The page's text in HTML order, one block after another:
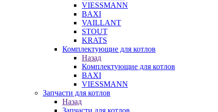
VIESSMANN
BAXI
VAILLANT
STOUT
KRATS
Комплектующие для котлов
Назад
Комплектующие для котлов
BAXI
VIESSMANN
Запчасти для котлов
Назад
Запчасти для котлов